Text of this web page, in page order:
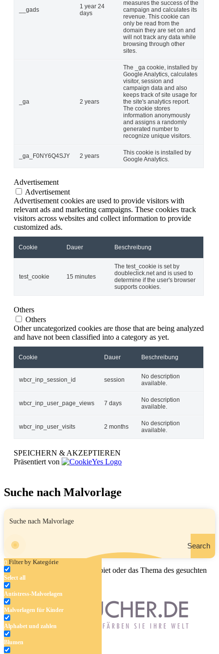
__gads
1 year 24
days
measures the success of the
campaign and calculates its
revenue. This cookie can
only be read from the
domain they are set on and
will not track any data while
browsing through other
sites.
_ga 2 years
The _ga cookie, installed by
Google Analytics, calculates
visitor, session and
campaign data and also
keeps track of site usage for
the site's analytics report.
The cookie stores
information anonymously
and assigns a randomly
generated number to
recognize unique visitors.
_ga_F0NY6Q4SJY 2 years
This cookie is installed by
Google Analytics.
Advertisement
Advertisement
Advertisement cookies are used to provide visitors with
relevant ads and marketing campaigns. These cookies track
visitors across websites and collect information to provide
customized ads.
Cookie Dauer Beschreibung
test_cookie 15 minutes
The test_cookie is set by
doubleclick.net and is used to
determine if the user's browser
supports cookies.
Others
Others
Other uncategorized cookies are those that are being analyzed
and have not been classified into a category as yet.
Cookie Dauer Beschreibung
wbcr_inp_session_id session
No description
available.
wbcr_inp_user_page_views 7 days
No description
available.
wbcr_inp_user_visits 2 months
No description
available.
SPEICHERN & AKZEPTIEREN
Präsentiert von
Suche nach Malvorlage
Search
Filter by Kategórie
Select all
Antistress-Malvorlagen
Malvorlagen für Kinder
Alphabet und zahlen
Blumen
Geben Sie den Namen, das Gebiet oder das Thema des gesuchten
Malbuchs ein.